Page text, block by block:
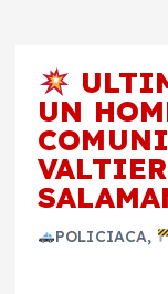
UN
POLICIACA,